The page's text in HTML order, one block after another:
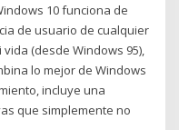
10 funciona de
de usuario de cualquier
(desde Windows 95),
lo mejor de Windows
incluye una
que simplemente no